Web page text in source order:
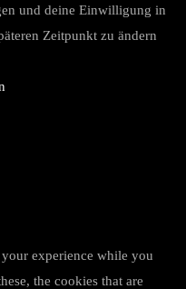
und deine Einwilligung in
Zeitpunkt zu ändern
experience while you
the cookies that are